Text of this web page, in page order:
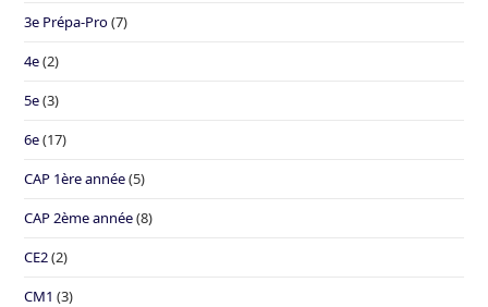
3e Prépa-Pro(7)
4e(2)
5e(3)
6e(17)
CAP 1ère année(5)
CAP 2ème année(8)
CE2(2)
CM1 (3)